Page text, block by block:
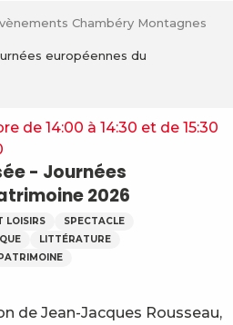
Chambéry Montagnes
européennes du
de 14:00 à 14:30 et de 15:30
- Journées
2026
LOISIRS
SPECTACLE
LITTÉRATURE
de Jean-Jacques Rousseau,